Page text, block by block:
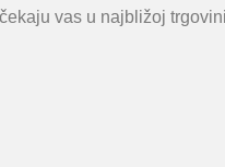
vas u najbližoj